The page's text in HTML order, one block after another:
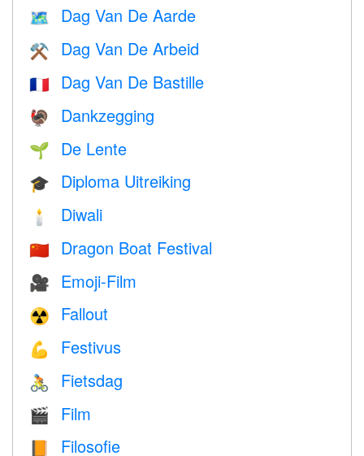
🗺️ Dag Van De Aarde
⚒️ Dag Van De Arbeid
🇫🇷 Dag Van De Bastille
🦃 Dankzegging
🌱 De Lente
🎓 Diploma Uitreiking
🕯 Diwali
🇨🇳 Dragon Boat Festival
🎥 Emoji-Film
☢️ Fallout
💪 Festivus
🚴 Fietsdag
🎬 Film
📙 Filosofie